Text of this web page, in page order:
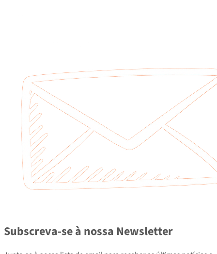
Subscreva-se à nossa Newsletter